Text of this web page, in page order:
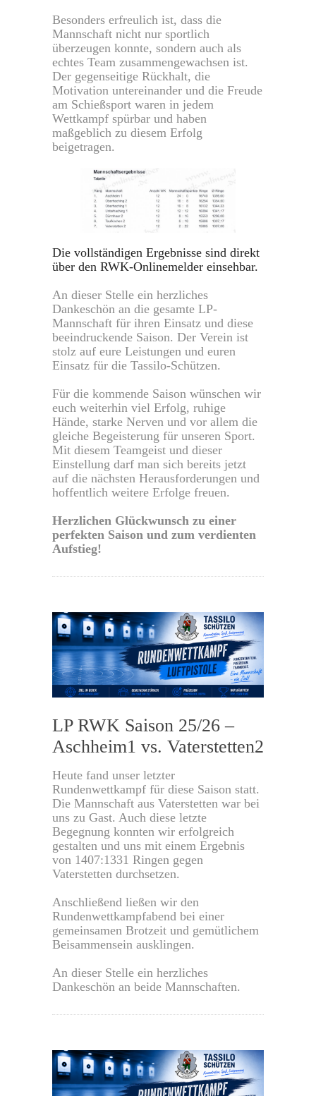
Besonders erfreulich ist, dass die
Mannschaft nicht nur sportlich
überzeugen konnte, sondern auch als
echtes Team zusammengewachsen ist.
Der gegenseitige Rückhalt, die
Motivation untereinander und die Freude
am Schießsport waren in jedem
Wettkampf spürbar und haben
maßgeblich zu diesem Erfolg
beigetragen.
Die vollständigen Ergebnisse sind direkt
über den RWK-Onlinemelder einsehbar.
An dieser Stelle ein herzliches
Dankeschön an die gesamte LP-
Mannschaft für ihren Einsatz und diese
beeindruckende Saison. Der Verein ist
stolz auf eure Leistungen und euren
Einsatz für die Tassilo-Schützen.
Für die kommende Saison wünschen wir
euch weiterhin viel Erfolg, ruhige
Hände, starke Nerven und vor allem die
gleiche Begeisterung für unseren Sport.
Mit diesem Teamgeist und dieser
Einstellung darf man sich bereits jetzt
auf die nächsten Herausforderungen und
hoffentlich weitere Erfolge freuen.
Herzlichen Glückwunsch zu einer
perfekten Saison und zum verdienten
Aufstieg!
LP RWK Saison 25/26 –
Aschheim1 vs. Vaterstetten2
Heute fand unser letzter
Rundenwettkampf für diese Saison statt.
Die Mannschaft aus Vaterstetten war bei
uns zu Gast. Auch diese letzte
Begegnung konnten wir erfolgreich
gestalten und uns mit einem Ergebnis
von 1407:1331 Ringen gegen
Vaterstetten durchsetzen.
Anschließend ließen wir den
Rundenwettkampfabend bei einer
gemeinsamen Brotzeit und gemütlichem
Beisammensein ausklingen.
An dieser Stelle ein herzliches
Dankeschön an beide Mannschaften.